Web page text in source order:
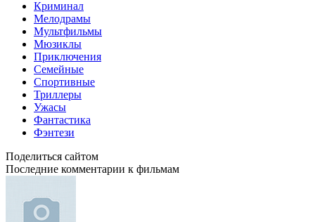
Криминал
Мелодрамы
Мультфильмы
Мюзиклы
Приключения
Семейные
Спортивные
Триллеры
Ужасы
Фантастика
Фэнтези
Поделиться сайтом
Последние комментарии к фильмам